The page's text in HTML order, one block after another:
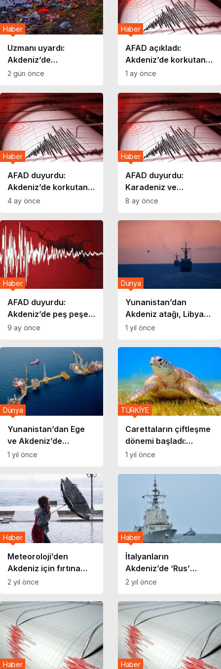
Uzmanı uyardı:
Akdeniz’de
mikroplastik
Haber
2 gün önce
AFAD açıkladı:
Akdeniz’de korkutan
deprem
Haber
1 ay önce
AFAD duyurdu:
Akdeniz’de korkutan
deprem!
Haber
4 ay önce
AFAD duyurdu:
Karadeniz ve
Akdeniz’de arka
Haber
8 ay önce
AFAD duyurdu:
Akdeniz’de peş peşe
korkutan depremler!
Haber
9 ay önce
Yunanistan’dan
Akdeniz atağı, Libya
ile temastalar!
Dünya
1 yıl önce
Yunanistan’dan Ege
ve Akdeniz’de
tartışmalı adım!
Dünya
1 yıl önce
Carettaların çiftleşme
dönemi başladı:
‘Rahatsız etmeyin’
TÜRKİYE
1 yıl önce
Meteoroloji’den
Akdeniz için fırtına
uyarısı!
Haber
2 yıl önce
İtalyanların
Akdeniz’de ‘Rus’
rahatsızlığı
Haber
2 yıl önce
Haber Haber